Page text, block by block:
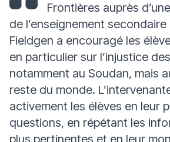
Frontières auprès
de l’enseignement
Fieldgen a encouragé les
en particulier sur l’injustice
notamment au Soudan, mais
reste du monde.
activement les élèves en leur
questions, en répétant les
plus pertinentes et en leur